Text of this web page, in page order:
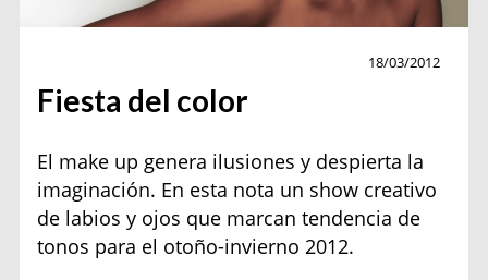
18/03/2012
Fiesta del color
El make up genera ilusiones y despierta la
imaginación. En esta nota un show creativo
de labios y ojos que marcan tendencia de
tonos para el otoño-invierno 2012.